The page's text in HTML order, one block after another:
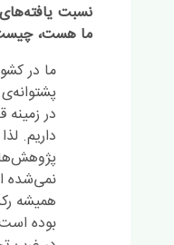
نسبت
ما هست،
ما در
در
داریم.
نمی‌شده
همیشه
بوده